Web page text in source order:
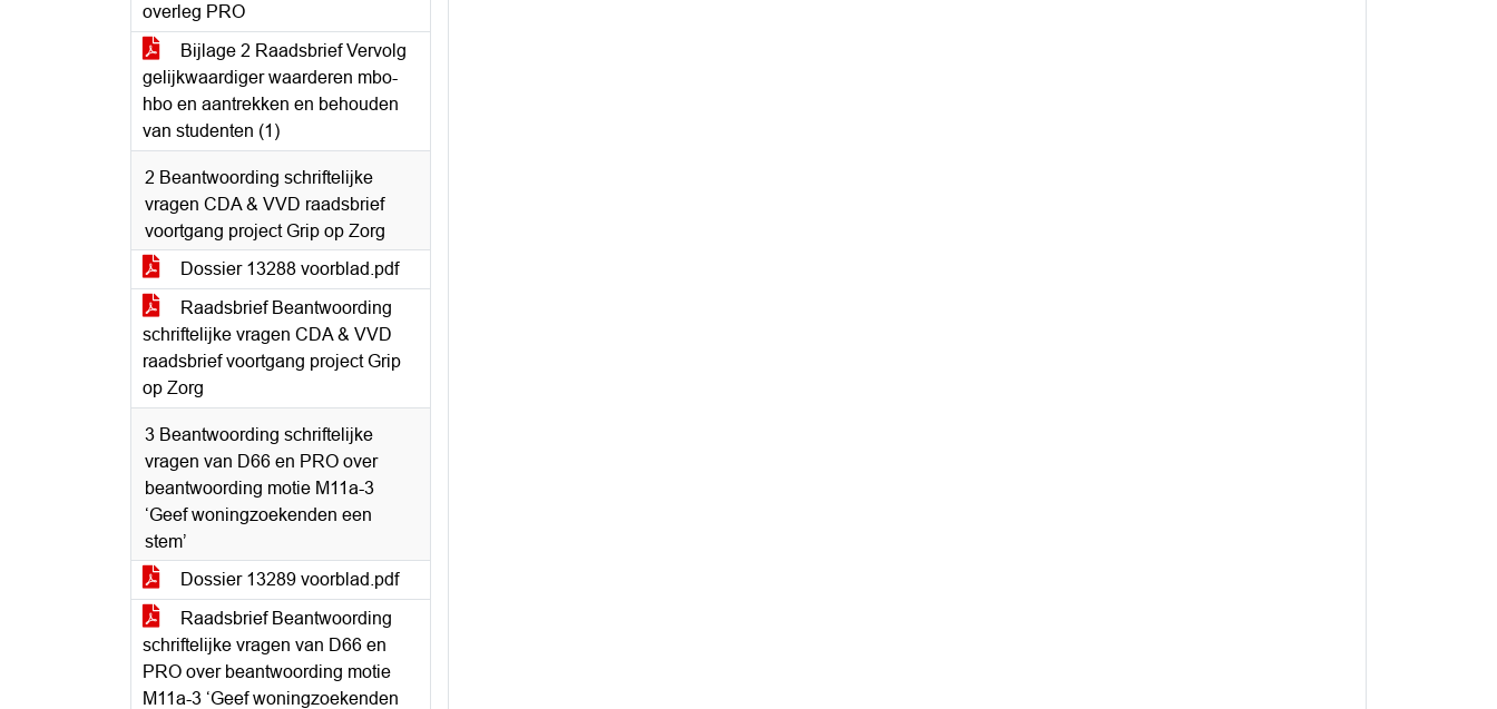
overleg PRO
Bijlage 2 Raadsbrief Vervolg
gelijkwaardiger waarderen mbo-
hbo en aantrekken en behouden
van studenten (1)
2 Beantwoording schriftelijke
vragen CDA & VVD raadsbrief
voortgang project Grip op Zorg
Dossier 13288 voorblad.pdf
Raadsbrief Beantwoording
schriftelijke vragen CDA & VVD
raadsbrief voortgang project Grip
op Zorg
3 Beantwoording schriftelijke
vragen van D66 en PRO over
beantwoording motie M11a-3
‘Geef woningzoekenden een
stem’
Dossier 13289 voorblad.pdf
Raadsbrief Beantwoording
schriftelijke vragen van D66 en
PRO over beantwoording motie
M11a-3 ‘Geef woningzoekenden